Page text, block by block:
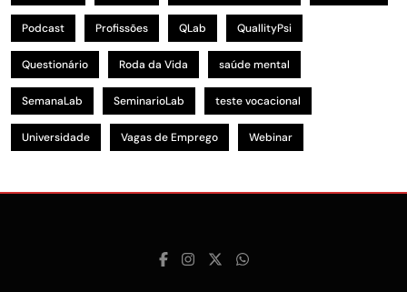
Podcast Profissões QLab QuallityPsi
Questionário Roda da Vida saúde mental
SemanaLab SeminarioLab teste vocacional
Universidade Vagas de Emprego Webinar